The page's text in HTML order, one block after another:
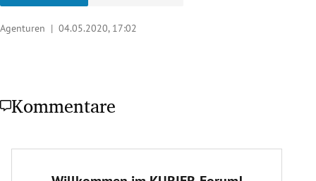
Agenturen | 04.05.2020, 17:02
Kommentare